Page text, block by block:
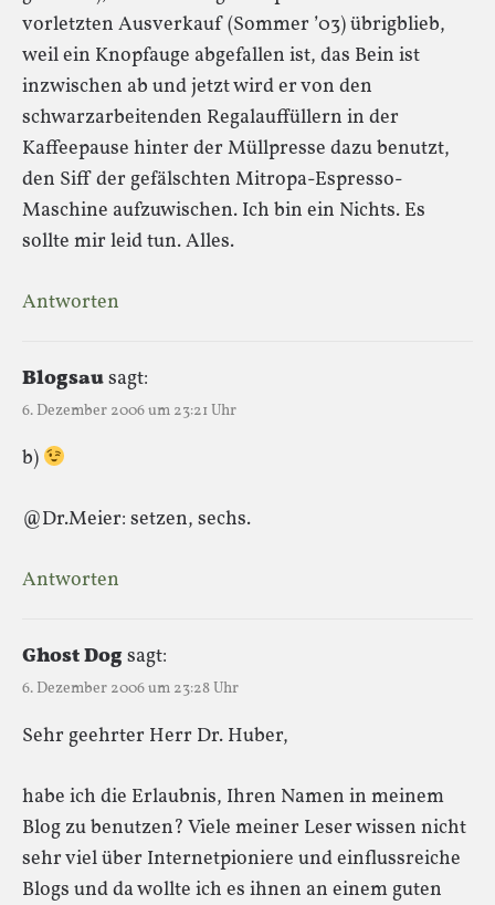
vorletzten Ausverkauf (Sommer ’03) übrigblieb,
weil ein Knopfauge abgefallen ist, das Bein ist
inzwischen ab und jetzt wird er von den
schwarzarbeitenden Regalauffüllern in der
Kaffeepause hinter der Müllpresse dazu benutzt,
den Siff der gefälschten Mitropa-Espresso-
Maschine aufzuwischen. Ich bin ein Nichts. Es
sollte mir leid tun. Alles.
Antworten
Blogsausagt:
6. Dezember 2006 um 23:21 Uhr
b)
@Dr.Meier: setzen, sechs.
Antworten
Ghost Dogsagt:
6. Dezember 2006 um 23:28 Uhr
Sehr geehrter Herr Dr. Huber,
habe ich die Erlaubnis, Ihren Namen in meinem
Blog zu benutzen? Viele meiner Leser wissen nicht
sehr viel über Internetpioniere und einflussreiche
Blogs und da wollte ich es ihnen an einem guten